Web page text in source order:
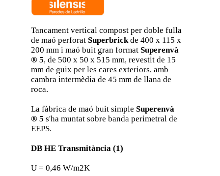
Tancament vertical compost per doble fulla
de maó perforat Superbrick de 400 x 115 x
200 mm i maó buit gran format Superenvà
® 5, de 500 x 50 x 515 mm, revestit de 15
mm de guix per les cares exteriors, amb
cambra intermèdia de 45 mm de llana de
roca.
La fàbrica de maó buit simple Superenvà
® 5 s'ha muntat sobre banda perimetral de
EEPS.
DB HE Transmitància (1)
U = 0,46 W/m2K